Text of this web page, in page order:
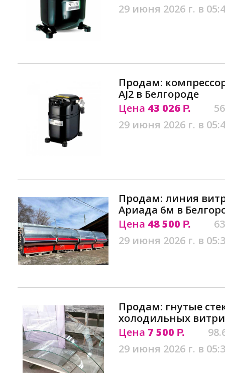
29 июня 2026 г. в
Продам: компрессор
AJ2 в Белгороде
Цена 43 026 Р.
29 июня 2026 г. в
Продам: линия
Ариада 6м в
Цена 48 500 Р.
29 июня 2026 г. в
Продам: гнутые
холодильных
Цена 7 500 Р.
29 июня 2026 г. в